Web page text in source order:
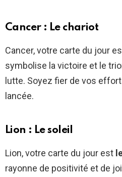
Cancer : Le chariot
Cancer, votre carte du jour
symbolise la victoire et le
lutte. Soyez fier de vos
lancée.
Lion : Le soleil
Lion, votre carte du jour est
rayonne de positivité et de